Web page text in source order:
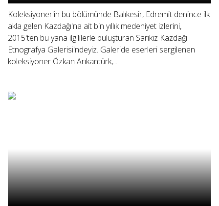
Koleksiyoner'in bu bölümünde Balıkesir, Edremit denince ilk
akla gelen Kazdağı'na ait bin yıllık medeniyet izlerini,
2015'ten bu yana ilgililerle buluşturan Sarıkız Kazdağı
Etnografya Galerisi'ndeyiz. Galeride eserleri sergilenen
koleksiyoner Özkan Arıkantürk,...